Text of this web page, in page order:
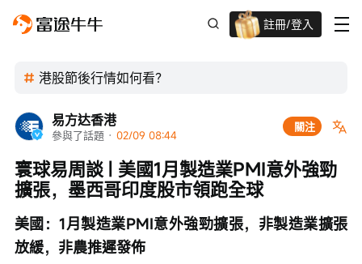
註冊/登入
港股節後行情如何看？
易方达香港
參與了話題 · 02/09 08:44
關注
寰球易周談 | 美國1月製造業PMI意外強勁
擴張，墨西哥印度股市領跑全球
美國：1月製造業PMI意外強勁擴張，非製造業擴張
放緩，非農推遲發佈